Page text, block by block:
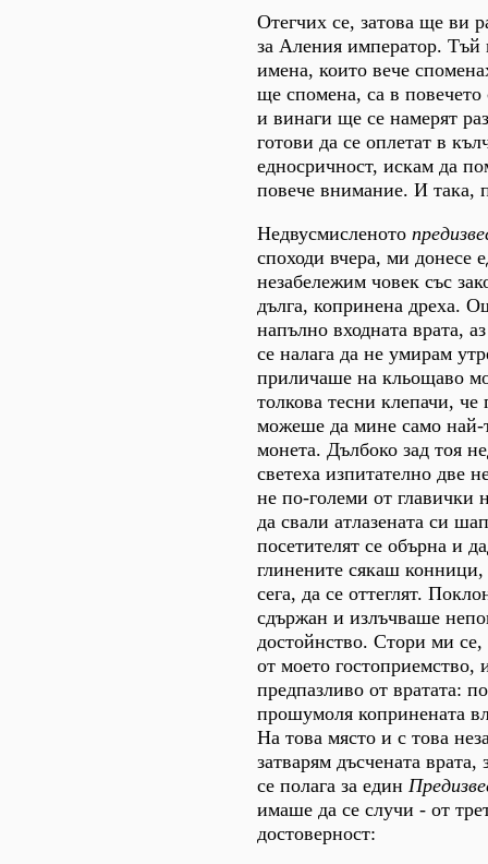
Отегчих се, затова ще ви
за Аления император. Тъй
имена, които вече
ще спомена, са в
и винаги ще се намерят
готови да се оплетат в
едносричност, искам да
повече внимание. И така,
Недвусмисленото
споходи вчера, ми донесе
незабележим човек със
дълга, копринена дреха.
напълно входната врата,
се налага да не умирам
приличаше на кльощаво
толкова тесни клепачи, че
можеше да мине само най-
монета. Дълбоко зад тоя
светеха изпитателно две
не по-големи от главички
да свали атлазената си
посетителят се обърна и
глинените сякаш конници,
сега, да се оттеглят.
сдържан и излъчваше
достойнство. Стори ми
от моето гостоприемство,
предпазливо от вратата:
прошумоля копринената
На това място и с това
затварям дъсчената врата,
се полага за един
имаше да се случи - от
достоверност: